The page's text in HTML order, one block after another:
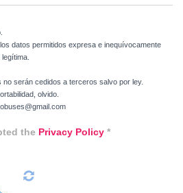
datos permitidos expresa e inequívocamente
serán cedidos a terceros salvo por ley.
olvido.
the Privacy Policy *